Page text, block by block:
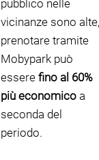
pubblico nelle
vicinanze sono alte,
prenotare tramite
Mobypark può
essere fino al 60%
più economico a
seconda del
periodo.